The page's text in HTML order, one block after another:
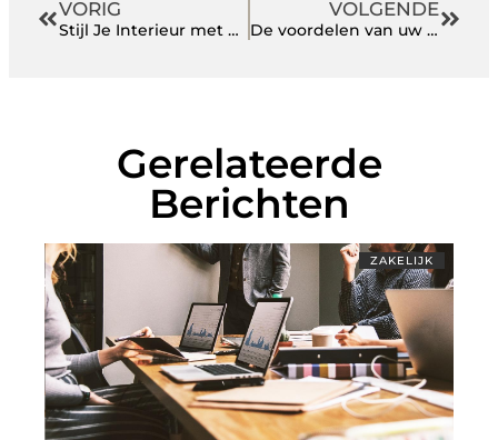
VORIG
Stijl Je Interieur met Elegante Woonaccessoires
VOLGENDE
De voordelen van uw plafond vernieuwen
Gerelateerde
Berichten
ZAKELIJK